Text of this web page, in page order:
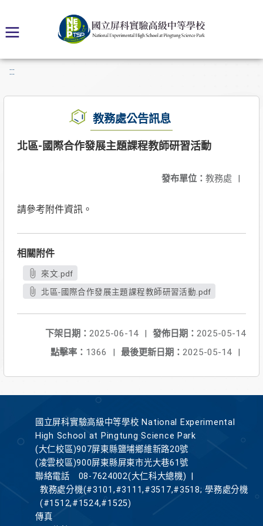
:::
教務處公告訊息
北區-國際合作發展主題課程教師研習活動
發布單位： 教務處 |
請參考附件資訊。
相關附件
來文.pdf
北區-國際合作發展主題課程教師研習活動.pdf
發佈日期： 2025-05-14
下架日期： 2025-06-14
|
最後更新日期： 2025-05-14 |
點擊率： 1366 |
國立屏科實驗高級中等學校 National Experimental
High School at Pingtung Science Park
(大仁校區)907屏東縣鹽埔鄉維新路20號
(凌雲校區)900屏東縣屏東市光大巷61號
聯絡電話
08-7624002(大仁科大總機)
教務處分機(#3101,#3111,#3517,#3518; 學務處分機
(#1512,#1524,#1525)
傳真